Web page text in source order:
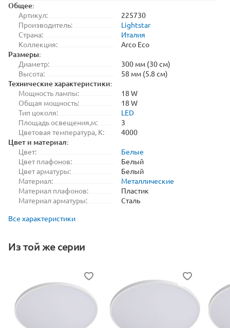
Общее:
Артикул:
225730
Производитель:
Lightstar
Страна:
Италия
Коллекция:
Arco Eco
Размеры:
Диаметр:
300 мм (30 см)
Высота:
58 мм (5.8 см)
Технические характеристики:
Мощность лампы:
18 W
Общая мощность:
18 W
Тип цоколя:
LED
Площадь освещения,м:
3
Цветовая температура, K:
4000
Цвет и материал:
Цвет:
Белые
Цвет плафонов:
Белый
Цвет арматуры:
Белый
Материал:
Металлические
Материал плафонов:
Пластик
Материал арматуры:
Сталь
Все характеристики
Из той же серии